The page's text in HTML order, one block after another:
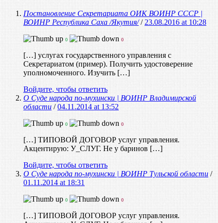
Постановление Секретариата ОИК ВОИНР СССР |
ВОИНР Республика Саха /Якутия//23.08.2016 at 10:28
0 0
[…] услугах государственного управления с
Секретариатом (пример). Получить удостоверение
уполномоченного. Изучить […]
Войдите, чтобы ответить
О Суде народа по-мухински | ВОИНР Владимирской
области /04.11.2014 at 13:52
0 0
[…] ТИПОВОЙ ДОГОВОР услуг управления.
Акцентирую: У_СЛУГ. Не у баринов […]
Войдите, чтобы ответить
О Суде народа по-мухински | ВОИНР Тульской области /
01.11.2014 at 18:31
0 0
[…] ТИПОВОЙ ДОГОВОР услуг управления.